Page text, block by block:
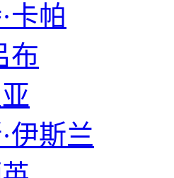
卡帕
布
伊斯兰